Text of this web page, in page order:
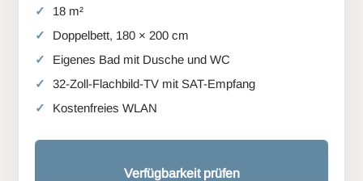
18 m²
Doppelbett, 180 × 200 cm
Eigenes Bad mit Dusche und WC
32-Zoll-Flachbild-TV mit SAT-Empfang
Kostenfreies WLAN
Verfügbarkeit prüfen